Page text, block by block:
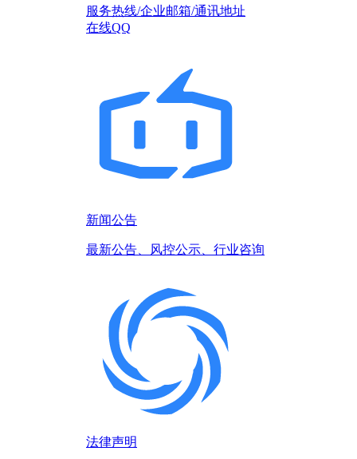
服务热线/企业邮箱/通讯地址
在线QQ
新闻公告
最新公告、风控公示、行业咨询
法律声明